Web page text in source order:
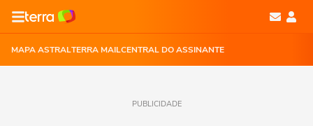
MAPA ASTRALTERRA MAILCENTRAL DO ASSINANTE
PUBLICIDADE